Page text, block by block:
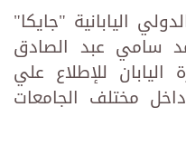
اليابانية "جايكا"
سامي عبد الصادق
اليابان للإطلاع علي
داخل مختلف الجامعات